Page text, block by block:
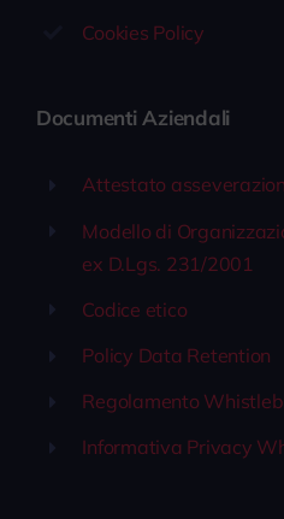
Cookies Policy
Documenti Aziendali
Attestato
Modello di
ex D.Lgs. 231/2001
Codice etico
Policy Data Retention
Regolamento
Informativa Privacy